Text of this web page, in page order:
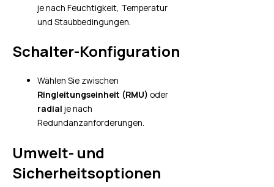
je nach Feuchtigkeit, Temperatur
und Staubbedingungen.
Schalter-Konfiguration
Wählen Sie zwischen
Ringleitungseinheit (RMU) oder
radial je nach
Redundanzanforderungen.
Umwelt- und
Sicherheitsoptionen